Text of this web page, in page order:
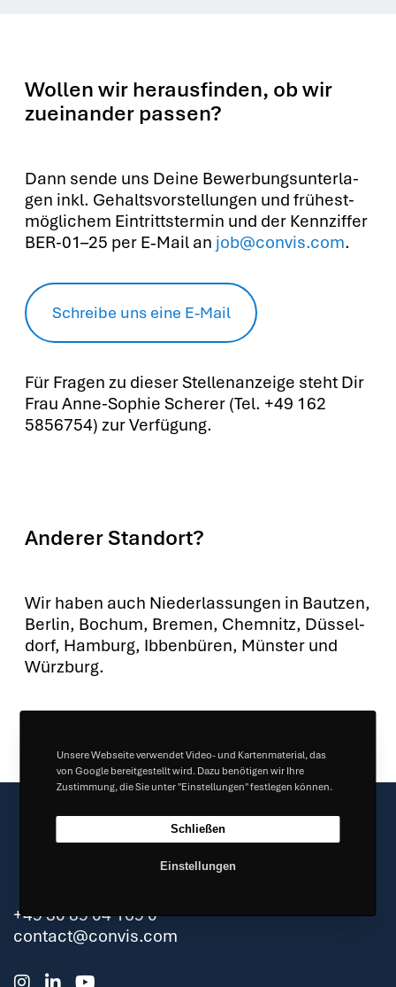
Wollen wir herausfinden, ob wir
zueinander passen?
Dann sen­de uns Dei­ne Bewer­bungs­un­ter­la­
gen inkl. Gehalts­vor­stel­lun­gen und frü­hest­
mög­li­chem Ein­tritts­ter­min und der Kenn­zif­fer
BER-01–25 per E‑Mail an job@convis.com.
Schrei­be uns eine E‑Mail
Für Fra­gen zu die­ser Stel­len­an­zei­ge steht Dir
Frau Anne-Sophie Sche­rer (Tel. +49 162
5856754) zur Ver­fü­gung.
Anderer Standort?
Wir haben auch Nie­der­las­sun­gen in Baut­zen,
Ber­lin, Bochum, Bre­men, Chem­nitz, Düs­sel­
dorf, Ham­burg, Ibben­bü­ren, Müns­ter und
Würz­burg.
+49 30 89 04 169 0
contact@convis.com
I L Y
Unsere Webseite verwendet Video- und Kartenmaterial, das
von Google bereitgestellt wird. Dazu benötigen wir Ihre
Zustimmung, die Sie unter "Einstellungen" festlegen können.
Einstellungen
Schließen